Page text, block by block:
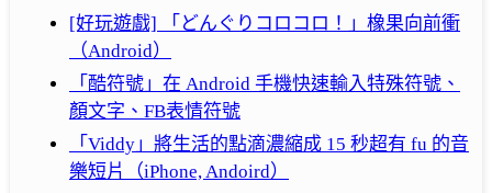
[好玩遊戲] 「どんぐりコロコロ！」橡果向前衝
（Android）
「酷符號」在 Android 手機快速輸入特殊符號、
顏文字、FB表情符號
「Viddy」將生活的點滴濃縮成 15 秒超有 fu 的音
樂短片（iPhone, Andoird）